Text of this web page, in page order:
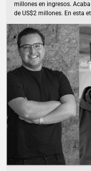
millones en ingresos.
de US$2 millones. En esta
participación provino
privados y micro-fondos
productos fintech globales
bancos hasta minoristas y
lanzar remesas, pagos
internacional o cuentas en